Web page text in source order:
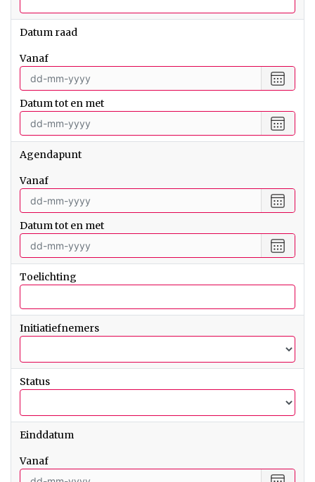
Datum raad
vanaf
een
vanaf
Datum tot en met
een
met
Agendapunt
vanaf
een
vanaf
Datum tot en met
een
tot
met
Toelichting
Initiatiefnemers
Status
Einddatum
vanaf